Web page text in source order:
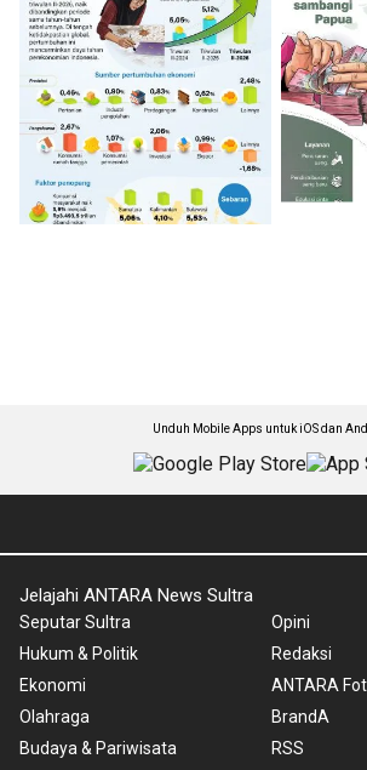
Unduh Mobile Apps untuk iOS dan
Jelajahi ANTARA News Sultra
Seputar Sultra
Hukum & Politik
Ekonomi
Olahraga
Budaya & Pariwisata
Opini
Redaksi
ANTARA
BrandA
RSS